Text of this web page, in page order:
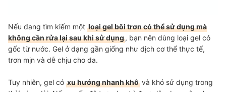
Nếu đang tìm kiếm một loại gel bôi trơn có thể sử dụng mà
không cần rửa lại sau khi sử dụng, bạn nên dùng loại gel có
gốc từ nước. Gel ở dạng gần giống như dịch cơ thể thực tế,
trơn mịn và dễ chịu cho da.
Tuy nhiên, gel có xu hướng nhanh khô và khó sử dụng trong